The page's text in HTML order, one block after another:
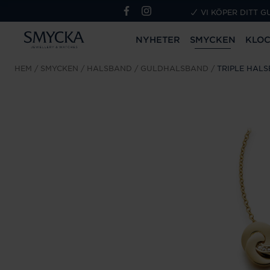
VI KÖPER DITT
NYHETER SMYCKEN
HEM SMYCKEN HALSBAND GULDHALSBAND TRIPLE